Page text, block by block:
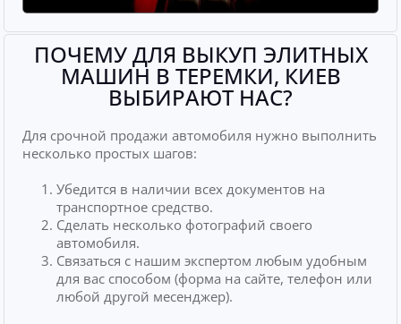
ПОЧЕМУ ДЛЯ ВЫКУП ЭЛИТНЫХ
МАШИН В ТЕРЕМКИ, КИЕВ
ВЫБИРАЮТ НАС?
Для срочной продажи автомобиля нужно выполнить
несколько простых шагов:
Убедится в наличии всех документов на
транспортное средство.
Сделать несколько фотографий своего
автомобиля.
Связаться с нашим экспертом любым удобным
для вас способом (форма на сайте, телефон или
любой другой месенджер).